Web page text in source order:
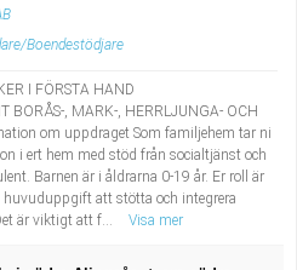
Boendestödjare
I FÖRSTA HAND
BORÅS-, MARK-, HERRLJUNGA- OCH
om uppdraget Som familjehem tar ni
i ert hem med stöd från socialtjänst och
Barnen är i åldrarna 0-19 år. Er roll är
att stötta och integrera
är viktigt att f...
Visa mer